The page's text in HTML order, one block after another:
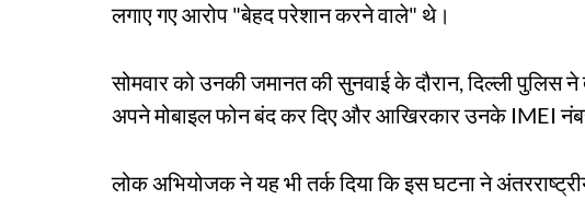
लगाए गए आरोप "बेहद परेशान करने वाले" थे।
सोमवार को उनकी जमानत की सुनवाई के दौरान, दिल्ली पुलिस
अपने मोबाइल फोन बंद कर दिए और आखिरकार उनके IMEI
लोक अभियोजक ने यह भी तर्क दिया कि इस घटना ने